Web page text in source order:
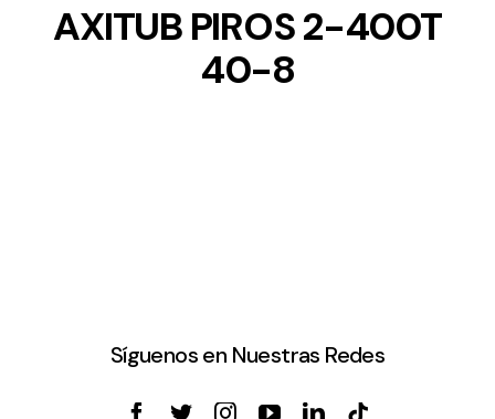
AXITUB PIROS 2-400T
40-8
Síguenos en Nuestras Redes